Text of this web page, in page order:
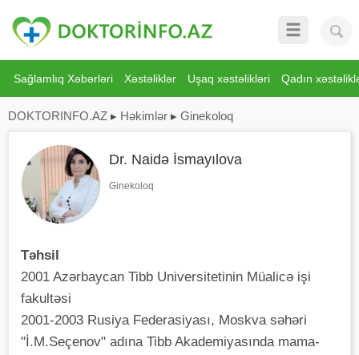
Sağlamlıq Xəbərləri Xəstəliklər Uşaq xəstəlikləri Qadın
DOKTORINFO.AZ ▸ Həkimlər ▸ Ginekoloq
Dr. Naidə İsmayılova
Ginekoloq
Təhsil
2001 Azərbaycan Tibb Universitetinin Müalicə işi
fakultəsi
2001-2003 Rusiya Federasiyası, Moskva səhəri
"İ.M.Seçenov" adına Tibb Akademiyasında mama-